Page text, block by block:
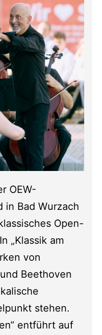
OEW-
in Bad Wurzach
Open-
„Klassik am
von
Beethoven
stehen.
entführt auf